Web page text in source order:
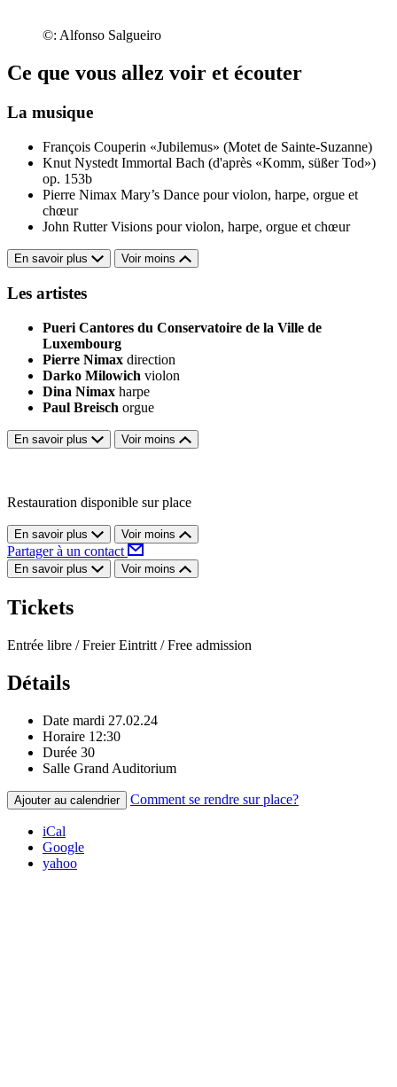
©: Alfonso Salgueiro
Ce que vous allez voir et écouter
La musique
François Couperin «Jubilemus» (Motet de Sainte-Suzanne)
Knut Nystedt Immortal Bach (d'après «Komm, süßer Tod»)
op. 153b
Pierre Nimax Mary’s Dance pour violon, harpe, orgue et
chœur
John Rutter Visions pour violon, harpe, orgue et chœur
En savoir plus Voir moins
Les artistes
Pueri Cantores du Conservatoire de la Ville de
Luxembourg
Pierre Nimax direction
Darko Milowich violon
Dina Nimax harpe
Paul Breisch orgue
En savoir plus Voir moins
Restauration disponible sur place
En savoir plus Voir moins
Partager à un contact
En savoir plus Voir moins
Tickets
Entrée libre / Freier Eintritt / Free admission
Détails
Date mardi 27.02.24
Horaire 12:30
Durée 30
Salle Grand Auditorium
Ajouter au calendrier Comment se rendre sur place?
iCal
Google
yahoo